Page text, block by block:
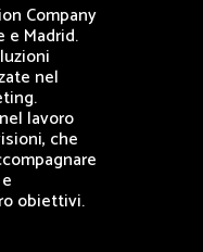
Company
e Madrid.
nel
lavoro
che
obiettivi.